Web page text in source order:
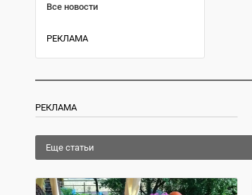
Все новости
РЕКЛАМА
РЕКЛАМА
Еще статьи